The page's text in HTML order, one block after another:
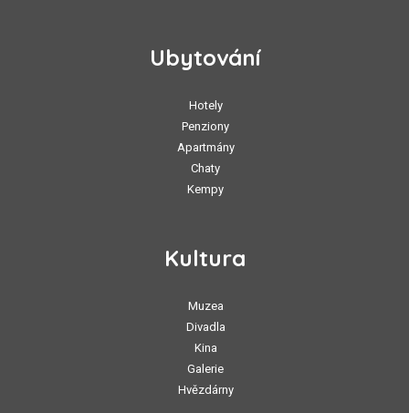
Ubytování
Hotely
Penziony
Apartmány
Chaty
Kempy
Kultura
Muzea
Divadla
Kina
Galerie
Hvězdárny